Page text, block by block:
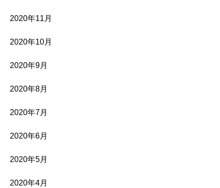
2020年11月
2020年10月
2020年9月
2020年8月
2020年7月
2020年6月
2020年5月
2020年4月